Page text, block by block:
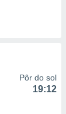
Pôr do sol
19:12